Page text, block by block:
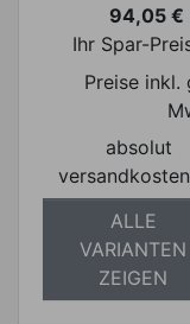
Preis
94,05 €
Ihr Spar-
Preise inkl.
absolut
ALLE
VARIANTEN
ZEIGEN